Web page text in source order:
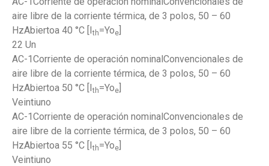
aire libre de la corriente térmica, de 3 polos, 50 – 60
HzAbiertoa 40 °C [Ith=Yoe
22 Un
AC-1Corriente de operación nominalConvencionales de
aire libre de la corriente térmica, de 3 polos, 50 – 60
HzAbiertoa 50 °C [Ith=Yoe
Veintiuno
AC-1Corriente de operación nominalConvencionales de
aire libre de la corriente térmica, de 3 polos, 50 – 60
HzAbiertoa 55 °C [Ith=Yoe
Veintiuno